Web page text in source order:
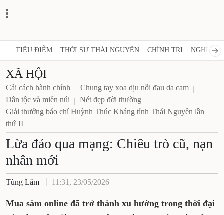
TIÊU ĐIỂM THỜI SỰ THÁI NGUYÊN CHÍNH TRỊ NGHỊ
XÃ HỘI
Cải cách hành chính
Chung tay xoa dịu nỗi đau da cam
Dân tộc và miền núi
Nét đẹp đời thường
Giải thưởng báo chí Huỳnh Thúc Kháng tỉnh Thái Nguyên lần
thứ II
Lừa đảo qua mạng: Chiêu trò cũ, nạn
nhân mới
Tùng Lâm 11:31, 23/05/2026
Mua sắm online đã trở thành xu hướng trong thời đại